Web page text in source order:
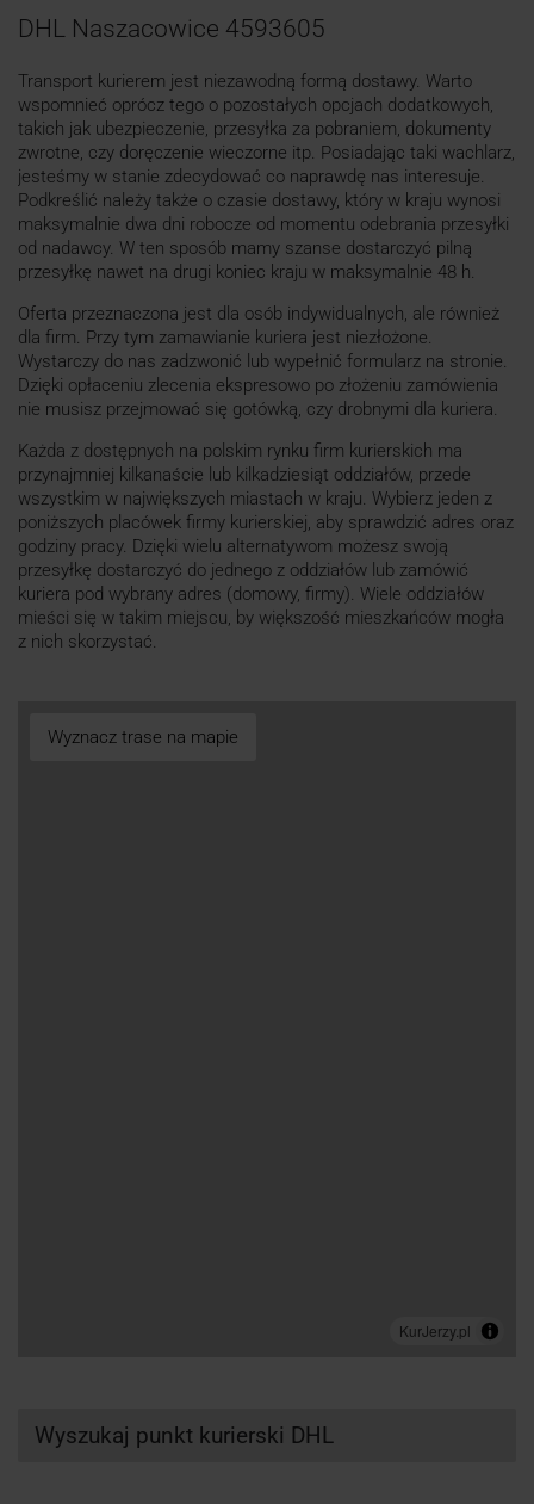
DHL Naszacowice 4593605
Transport kurierem jest niezawodną formą dostawy. Warto
wspomnieć oprócz tego o pozostałych opcjach dodatkowych,
takich jak ubezpieczenie, przesyłka za pobraniem, dokumenty
zwrotne, czy doręczenie wieczorne itp. Posiadając taki wachlarz,
jesteśmy w stanie zdecydować co naprawdę nas interesuje.
Podkreślić należy także o czasie dostawy, który w kraju wynosi
maksymalnie dwa dni robocze od momentu odebrania przesyłki
od nadawcy. W ten sposób mamy szanse dostarczyć pilną
przesyłkę nawet na drugi koniec kraju w maksymalnie 48 h.
Oferta przeznaczona jest dla osób indywidualnych, ale również
dla firm. Przy tym zamawianie kuriera jest niezłożone.
Wystarczy do nas zadzwonić lub wypełnić formularz na stronie.
Dzięki opłaceniu zlecenia ekspresowo po złożeniu zamówienia
nie musisz przejmować się gotówką, czy drobnymi dla kuriera.
Każda z dostępnych na polskim rynku firm kurierskich ma
przynajmniej kilkanaście lub kilkadziesiąt oddziałów, przede
wszystkim w największych miastach w kraju. Wybierz jeden z
poniższych placówek firmy kurierskiej, aby sprawdzić adres oraz
godziny pracy. Dzięki wielu alternatywom możesz swoją
przesyłkę dostarczyć do jednego z oddziałów lub zamówić
kuriera pod wybrany adres (domowy, firmy). Wiele oddziałów
mieści się w takim miejscu, by większość mieszkańców mogła
z nich skorzystać.
Wyznacz trase na mapie
Wyszukaj punkt kurierski DHL